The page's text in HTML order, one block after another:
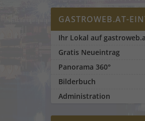
GASTROWEB.AT-
Ihr Lokal auf
Gratis Neueintrag
Panorama 360°
Bilderbuch
Administration